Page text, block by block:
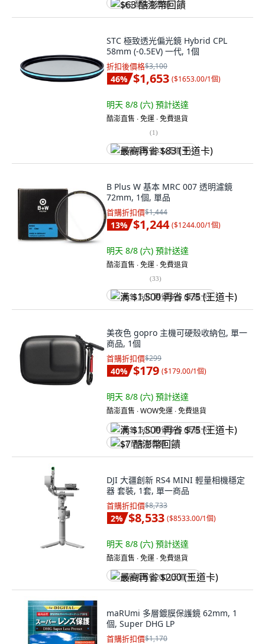
$63 酷澎幣回饋
STC 極致透光偏光鏡 Hybrid CPL
58mm (-0.5EV) 一代, 1個
折扣後價格$3,100
46% $1,653 ($1653.00/1個)
明天 8/8 (六) 預計送達
酷澎直售 ∙ 免運 ∙ 免費退貨
(1)
最高再省 $83 (王道卡)
B Plus W 基本 MRC 007 透明濾鏡
72mm, 1個, 單品
首購折扣價$1,444
13% $1,244 ($1244.00/1個)
明天 8/8 (六) 預計送達
酷澎直售 ∙ 免運 ∙ 免費退貨
(33)
满 $1,500 再省 $75 (王道卡)
美夜色 gopro 主機可硬殼收納包, 單一
商品, 1個
首購折扣價$299
40% $179 ($179.00/1個)
明天 8/8 (六) 預計送達
酷澎直售 ∙ WOW免運 ∙ 免費退貨
满 $1,500 再省 $75 (王道卡)
$7 酷澎幣回饋
DJI 大疆創新 RS4 MINI 輕量相機穩定
器 套裝, 1套, 單一商品
首購折扣價$8,733
2% $8,533 ($8533.00/1個)
明天 8/8 (六) 預計送達
酷澎直售 ∙ 免運 ∙ 免費退貨
最高再省 $200 (王道卡)
maRUmi 多層鍍膜保護鏡 62mm, 1
個, Super DHG LP
首購折扣價$1,170